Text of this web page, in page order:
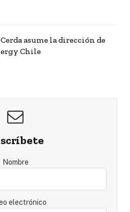
asume la dirección de
Chile
Nombre
electrónico